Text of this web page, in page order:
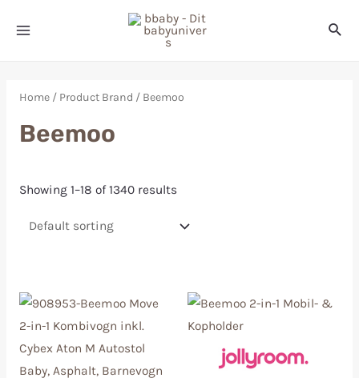
Home/ Product Brand / Beemoo
Beemoo
Showing 1–18 of 1340 results